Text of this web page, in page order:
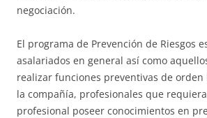
negociación.
El programa de Prevención de Riesgos
asalariados en general así como
realizar funciones preventivas de orden
la compañía, profesionales que
profesional poseer conocimientos en